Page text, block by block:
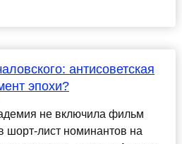
антисоветская
эпохи?
не включила фильм
шорт-лист номинантов на